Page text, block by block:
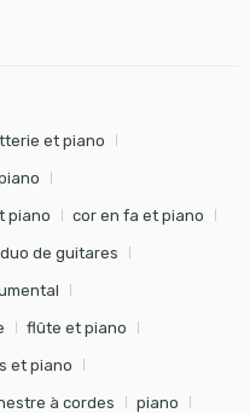
et piano
piano cor en fa et piano
duo de guitares
flûte et piano
et piano
à cordes piano